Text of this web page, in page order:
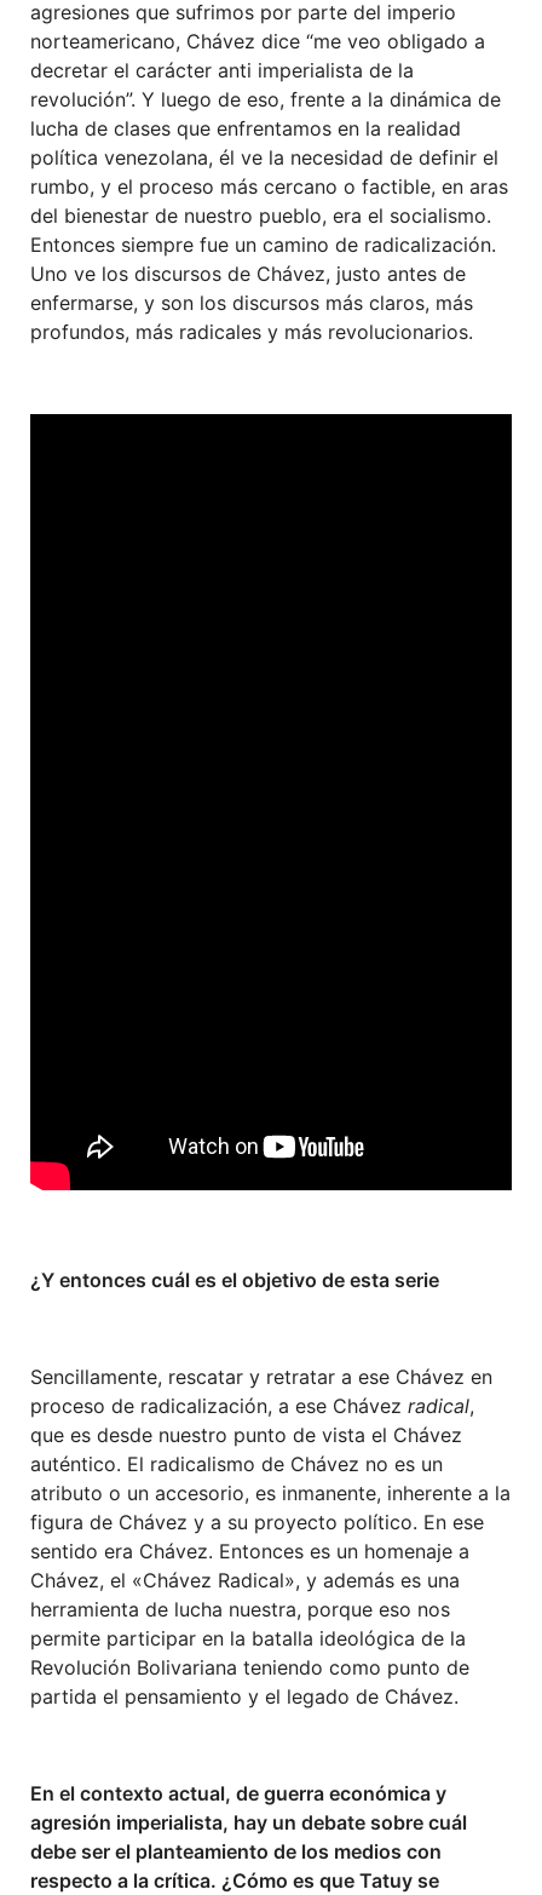
agresiones que sufrimos por parte del imperio
norteamericano, Chávez dice “me veo obligado a
decretar el carácter anti imperialista de la
revolución”. Y luego de eso, frente a la dinámica de
lucha de clases que enfrentamos en la realidad
política venezolana, él ve la necesidad de definir el
rumbo, y el proceso más cercano o factible, en aras
del bienestar de nuestro pueblo, era el socialismo.
Entonces siempre fue un camino de radicalización.
Uno ve los discursos de Chávez, justo antes de
enfermarse, y son los discursos más claros, más
profundos, más radicales y más revolucionarios.
¿Y entonces cuál es el objetivo de esta serie
Sencillamente, rescatar y retratar a ese Chávez en
proceso de radicalización, a ese Chávez radical,
que es desde nuestro punto de vista el Chávez
auténtico. El radicalismo de Chávez no es un
atributo o un accesorio, es inmanente, inherente a la
figura de Chávez y a su proyecto político. En ese
sentido era Chávez. Entonces es un homenaje a
Chávez, el «Chávez Radical», y además es una
herramienta de lucha nuestra, porque eso nos
permite participar en la batalla ideológica de la
Revolución Bolivariana teniendo como punto de
partida el pensamiento y el legado de Chávez.
En el contexto actual, de guerra económica y
agresión imperialista, hay un debate sobre cuál
debe ser el planteamiento de los medios con
respecto a la crítica. ¿Cómo es que Tatuy se